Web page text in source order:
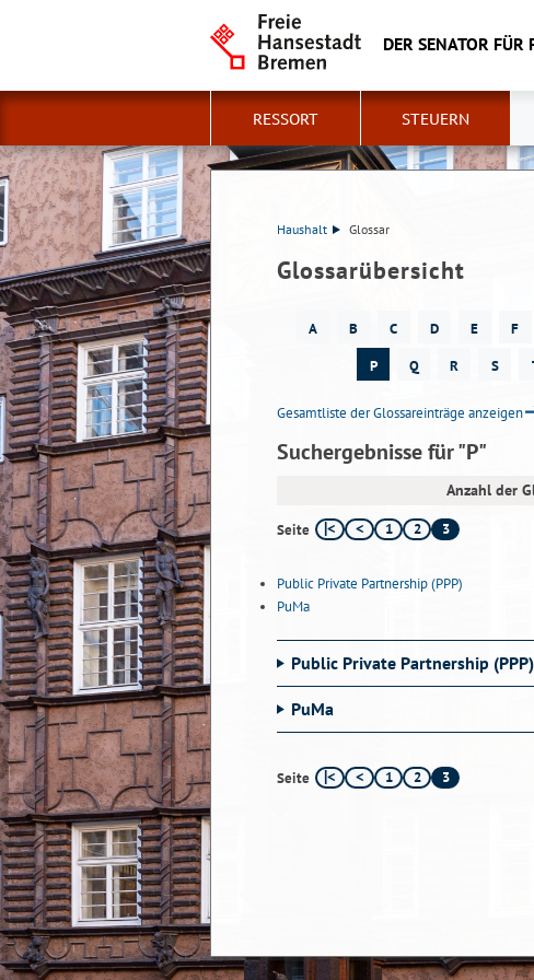
DER SENATOR FÜR
RESSORT STEUERN
Haushalt Glossar
Glossarübersicht
A B C D E F
P
Q R S
Gesamtliste der Glossareinträge anzeigen
Suchergebnisse für "P"
Anzahl der
Seite 1 2 3
Public Private Partnership (PPP)
PuMa
Public Private Partnership (PPP)
PuMa
Seite 1 2 3